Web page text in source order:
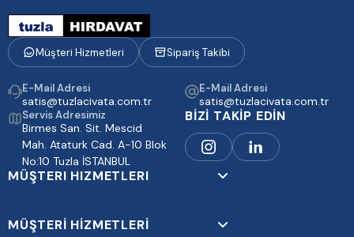
Müşteri Hizmetleri Sipariş Takibi
E-Mail Adresi
satis@tuzlacivata.com.tr
E-Mail Adresi
satis@tuzlacivata.com.tr
Servis Adresimiz
Birmes San. Sit. Mescid
Mah. Ataturk Cad. A-10 Blok
No:10 Tuzla İSTANBUL
BİZİ TAKİP EDİN
MÜŞTERI HIZMETLERI
MÜŞTERİ HİZMETLERİ